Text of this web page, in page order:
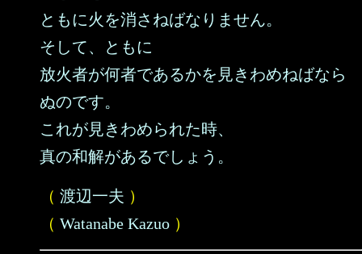
ともに火を消さねばなりません。
そして、ともに
放火者が何者であるかを見きわめねばなら
ぬのです。
これが見きわめられた時、
真の和解があるでしょう。
（ 渡辺一夫 ）
（ Watanabe Kazuo ）